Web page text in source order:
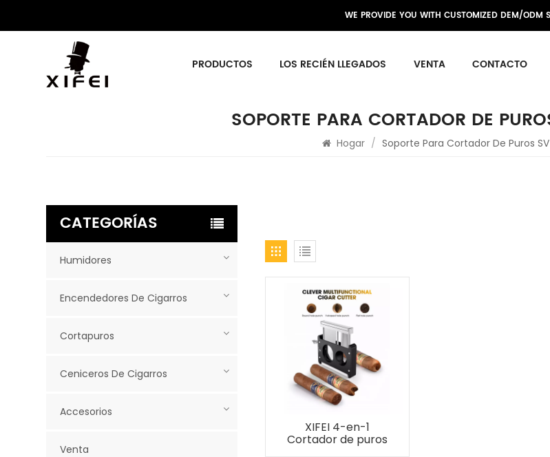
WE PROVIDE YOU WITH CUSTOMIZED DEM/ODM
PRODUCTOS LOS RECIÉN LLEGADOS VENTA CONTACTO
SOPORTE PARA CORTADOR DE
Hogar / Soporte Para Cortador De Puros
XIFEI 4-en-1
Cortador de puros
CATEGORÍAS
Humidores
Encendedores De Cigarros
Cortapuros
Ceniceros De Cigarros
Accesorios
Venta